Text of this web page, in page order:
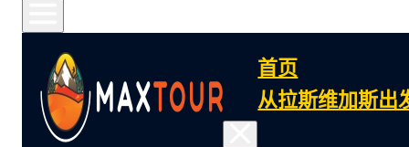
首页
从拉斯维加斯出